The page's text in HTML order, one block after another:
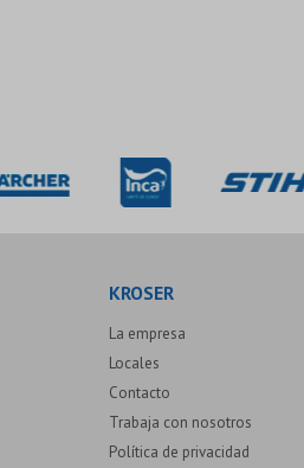
KROSER
La empresa
Locales
Contacto
Trabaja con nosotros
Política de privacidad